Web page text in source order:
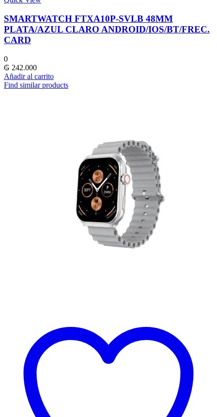
SMARTWATCH FTXA10P-SVLB 48MM
PLATA/AZUL CLARO ANDROID/IOS/BT/FREC.
CARD
0
₲ 242.000
Añadir al carrito
Find similar products